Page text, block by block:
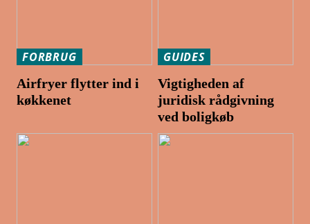
FORBRUG
Airfryer flytter ind i
køkkenet
GUIDES
Vigtigheden af
juridisk rådgivning
ved boligkøb